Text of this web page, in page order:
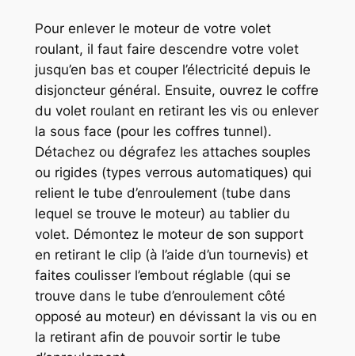
Pour enlever le moteur de votre volet
roulant, il faut faire descendre votre volet
jusqu’en bas et couper l’électricité depuis le
disjoncteur général. Ensuite, ouvrez le coffre
du volet roulant en retirant les vis ou enlever
la sous face (pour les coffres tunnel).
Détachez ou dégrafez les attaches souples
ou rigides (types verrous automatiques) qui
relient le tube d’enroulement (tube dans
lequel se trouve le moteur) au tablier du
volet. Démontez le moteur de son support
en retirant le clip (à l’aide d’un tournevis) et
faites coulisser l’embout réglable (qui se
trouve dans le tube d’enroulement côté
opposé au moteur) en dévissant la vis ou en
la retirant afin de pouvoir sortir le tube